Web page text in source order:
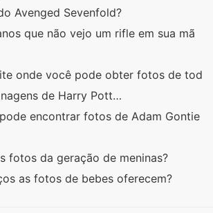
Avenged Sevenfold?
que não vejo um rifle em sua mã
onde você pode obter fotos de tod
de Harry Pott…
encontrar fotos de Adam Gontie
fotos da geração de meninas?
as fotos de bebes oferecem?